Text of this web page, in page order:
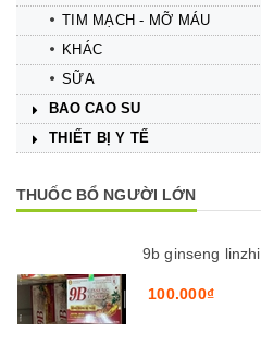
TIM MẠCH - MỠ MÁU
KHÁC
SỮA
BAO CAO SU
THIẾT BỊ Y TẾ
THUỐC BỔ NGƯỜI LỚN
9b ginseng linzhi
100.000₫